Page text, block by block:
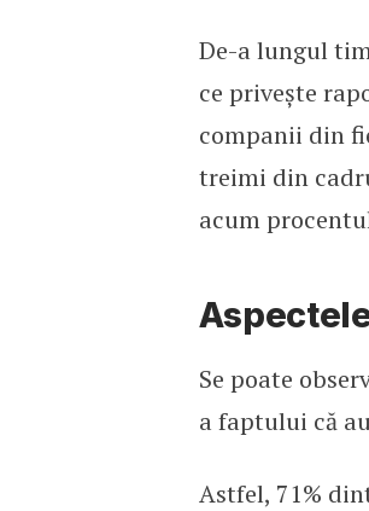
De-a lungul
ce privește
companii din
treimi din
acum
Se poate
a faptului că
Astfel, 71%